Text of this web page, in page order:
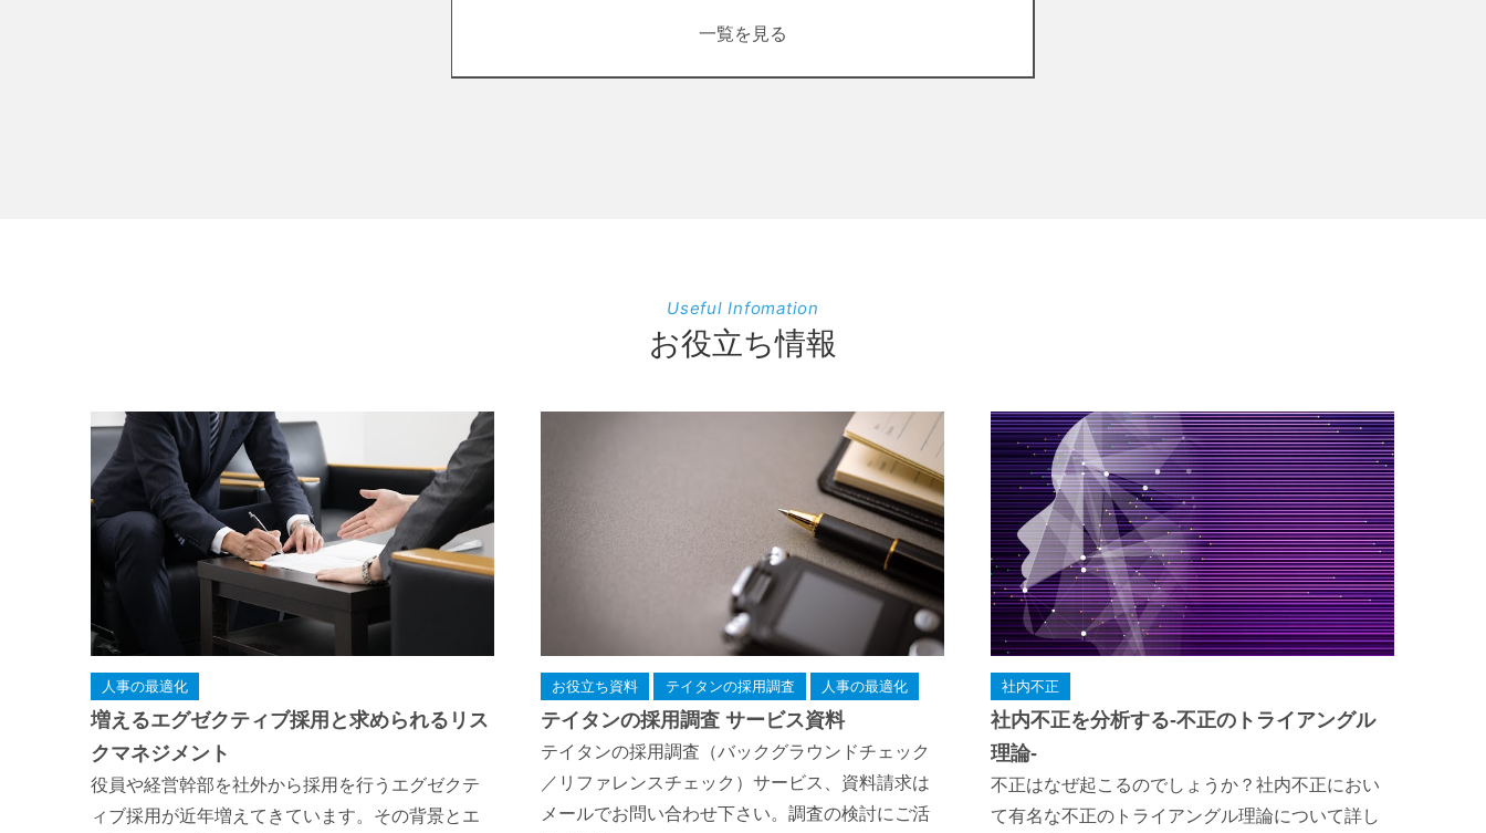
一覧を見る
Useful Infomation
お役立ち情報
人事の最適化
増えるエグゼクティブ採用と求められるリス
クマネジメント
役員や経営幹部を社外から採用を行うエグゼクテ
ィブ採用が近年増えてきています。その背景とエ
お役立ち資料 テイタンの採用調査 人事の最適化
テイタンの採用調査 サービス資料
テイタンの採用調査（バックグラウンドチェック
／リファレンスチェック）サービス、資料請求は
メールでお問い合わせ下さい。調査の検討にご活
社内不正
社内不正を分析する-不正のトライアングル
理論-
不正はなぜ起こるのでしょうか？社内不正におい
て有名な不正のトライアングル理論について詳し